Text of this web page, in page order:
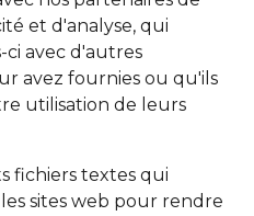
et d'analyse, qui
avec d'autres
avez fournies ou qu'ils
utilisation de leurs
fichiers textes qui
sites web pour rendre